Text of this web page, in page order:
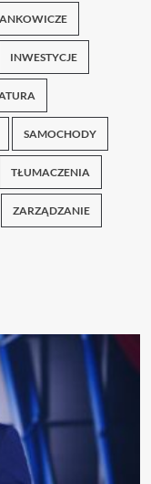
INWESTYCJE
SAMOCHODY
TŁUMACZENIA
ZARZĄDZANIE